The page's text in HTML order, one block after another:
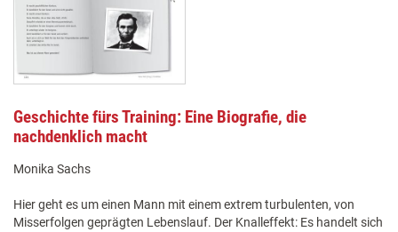
Geschichte fürs Training: Eine Biografie, die
nachdenklich macht
Monika Sachs
Hier geht es um einen Mann mit einem extrem turbulenten, von
Misserfolgen geprägten Lebenslauf. Der Knalleffekt: Es handelt sich